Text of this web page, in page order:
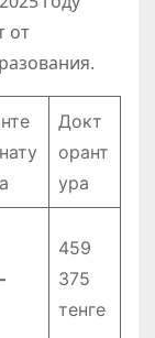
от
Докт
орант
ура
459
375
тенге